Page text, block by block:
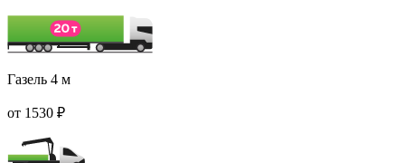
Газель 4 м
от 1530 ₽